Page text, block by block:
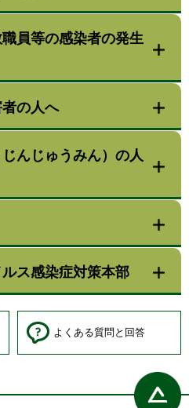
員等の感染者の発生
の人へ
んじゅうみん）の人
ス感染症対策本部
よくある質問と回答